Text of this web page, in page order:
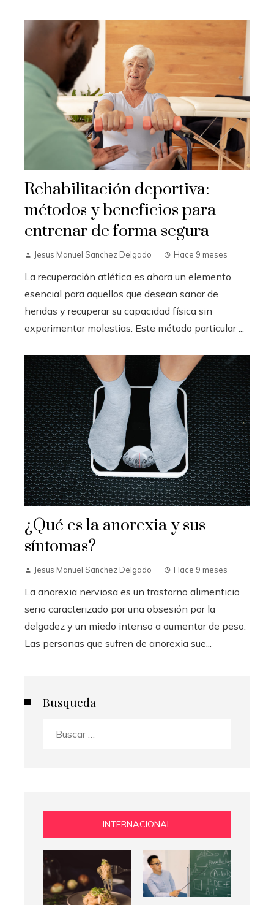
Rehabilitación deportiva:
métodos y beneficios para
entrenar de forma segura
Jesus Manuel Sanchez Delgado Hace 9 meses
La recuperación atlética es ahora un elemento
esencial para aquellos que desean sanar de
heridas y recuperar su capacidad física sin
experimentar molestias. Este método particular ...
¿Qué es la anorexia y sus
síntomas?
Jesus Manuel Sanchez Delgado Hace 9 meses
La anorexia nerviosa es un trastorno alimenticio
serio caracterizado por una obsesión por la
delgadez y un miedo intenso a aumentar de peso.
Las personas que sufren de anorexia sue...
Busqueda
INTERNACIONAL